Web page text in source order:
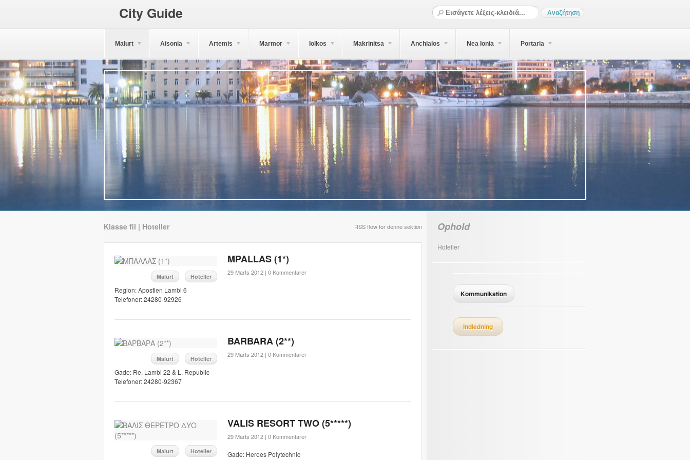
City Guide
Malurt Aisonia Artemis Marmor Iolkos Makrinitsa Anchialos Nea Ionia Portaria
Klasse fil | Hoteller RSS flow for denne sektion
Malurt Hoteller
MPALLAS (1*)
29 Marts 2012 | 0 Kommentarer
Region: Apostlen Lambi 6
Telefoner: 24280-92926
Malurt Hoteller
BARBARA (2**)
29 Marts 2012 | 0 Kommentarer
Gade: Re. Lambi 22 & L. Republic
Telefoner: 24280-92367
Malurt Hoteller
VALIS RESORT TWO (5*****)
29 Marts 2012 | 0 Kommentarer
Gade: Heroes Polytechnic
Ophold
Hoteller
Kommunikation
Indledning